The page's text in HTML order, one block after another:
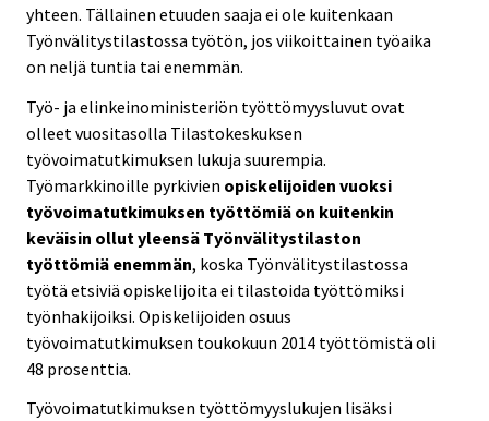
yhteen. Tällainen etuuden saaja ei ole kuitenkaan
Työnvälitystilastossa työtön, jos viikoittainen työaika
on neljä tuntia tai enemmän.
Työ- ja elinkeinoministeriön työttömyysluvut ovat
olleet vuositasolla Tilastokeskuksen
työvoimatutkimuksen lukuja suurempia.
Työmarkkinoille pyrkivien opiskelijoiden vuoksi
työvoimatutkimuksen työttömiä on kuitenkin
keväisin ollut yleensä Työnvälitystilaston
työttömiä enemmän, koska Työnvälitystilastossa
työtä etsiviä opiskelijoita ei tilastoida työttömiksi
työnhakijoiksi. Opiskelijoiden osuus
työvoimatutkimuksen toukokuun 2014 työttömistä oli
48 prosenttia.
Työvoimatutkimuksen työttömyyslukujen lisäksi